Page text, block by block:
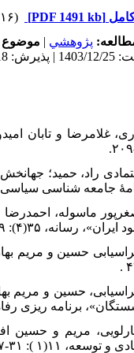
[PDF 1491 kb]
(۳۱۶ دریافت)
پژوهشي | موضوع
1404/11/15
جامعه شناسی سیاسی ایران، ۲(۴):
رسانه، ۳۵(۴): ۱۸۹-۱۷۱.
برنامه ریزی رفاه
و توسعه، ۱۱(۱ ): ۳۱-۵۷.